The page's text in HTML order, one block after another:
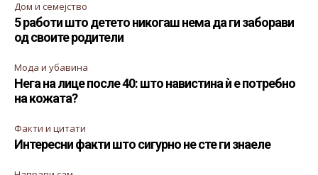
Дом и семејство
5 работи што детето никогаш нема да ги заборави
од своите родители
Мода и убавина
Нега на лице после 40: што навистина ѝ е потребно
на кожата?
Факти и цитати
Интересни факти што сигурно не сте ги знаеле